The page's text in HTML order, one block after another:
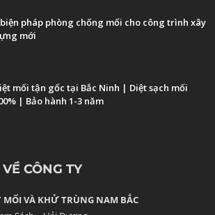
pháp phòng chống mối cho công trình xây
mới
mối tận gốc tại Bắc Ninh | Diệt sạch mối
| Bảo hành 1-3 năm
CÔNG TY
MỐI VÀ KHỬ TRÙNG NAM BẮC